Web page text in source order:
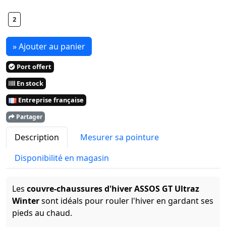
2
» Ajouter au panier
Port offert
En stock
Entreprise française
Partager
Description
Mesurer sa pointure
Disponibilité en magasin
Les couvre-chaussures d'hiver ASSOS GT Ultraz
Wintersont idéals pour rouler l'hiver en gardant ses
pieds au chaud.